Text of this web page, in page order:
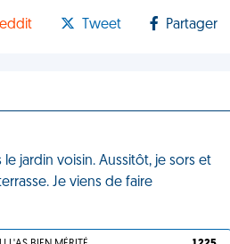
Tweet Partager
jardin voisin. Aussitôt, je sors et
Je viens de faire